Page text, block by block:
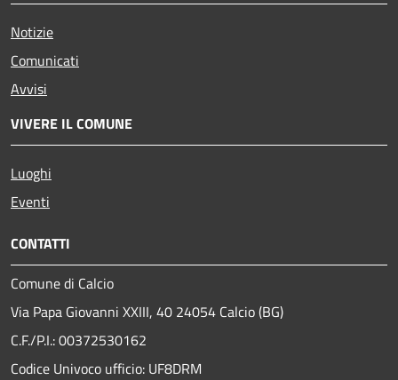
Notizie
Comunicati
Avvisi
VIVERE IL COMUNE
Luoghi
Eventi
CONTATTI
Comune di Calcio
Via Papa Giovanni XXIII, 40 24054 Calcio (BG)
C.F./P.I.: 00372530162
Codice Univoco ufficio: UF8DRM